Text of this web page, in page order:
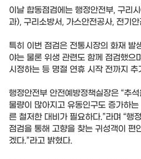
이날 합동점검에는 행정안전부, 구리
과), 구리소방서, 가스안전공사, 전기
특히 이번 점검은 전통시장의 화재 발
야는 물론 위생 관련도 함께 점검했으
시정하는 등 명절 연휴 시작 전까지 추
행정안전부 안전예방정책실장은 “추
물량이 많아지고 유동인구도 증가하
른 철저한 대비가 필요하다.”라며 “행
점검을 통해 고향을 찾는 귀성객이 편
겠다.”라고 밝혔다.